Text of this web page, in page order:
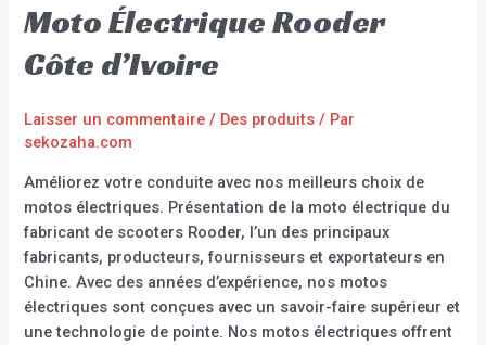
Moto Électrique Rooder
Côte d’Ivoire
Laisser un commentaire / Des produits / Par
sekozaha.com
Améliorez votre conduite avec nos meilleurs choix de
motos électriques. Présentation de la moto électrique du
fabricant de scooters Rooder, l’un des principaux
fabricants, producteurs, fournisseurs et exportateurs en
Chine. Avec des années d’expérience, nos motos
électriques sont conçues avec un savoir-faire supérieur et
une technologie de pointe. Nos motos électriques offrent